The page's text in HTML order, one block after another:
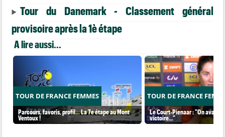
Tour du Danemark - Classement général
provisoire après la 1è étape
A lire aussi...
TOUR DE FRANCE FEMMES
Parcours, favoris, profil… La 7e étape au Mont
Ventoux !
TOUR DE FRANCE
Le Court-Pienaar : "On avait
victoire..."